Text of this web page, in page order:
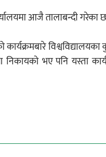
आजै तालाबन्दी गरेका
निकायको भए पनि यस्ता